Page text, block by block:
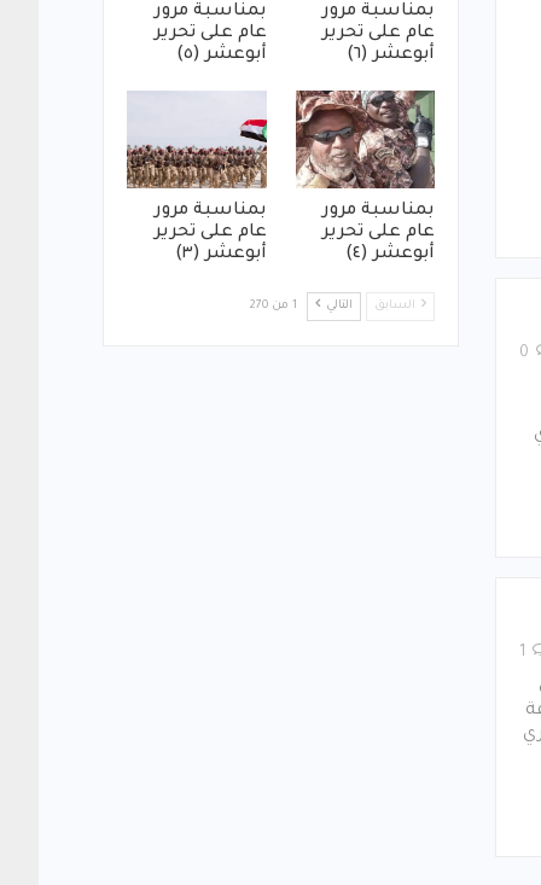
بمناسبة مرور
عام على تحرير
أبوعشر (٦)
بمناسبة مرور
عام على تحرير
أبوعشر (٥)
بمناسبة مرور
عام على تحرير
أبوعشر (٤)
بمناسبة مرور
عام على تحرير
أبوعشر (٣)
السابق التالي 1 من 270